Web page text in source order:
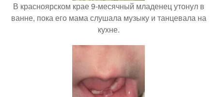
В красноярском крае 9-месячный младенец утонул в
ванне, пока его мама слушала музыку и танцевала на
кухне.